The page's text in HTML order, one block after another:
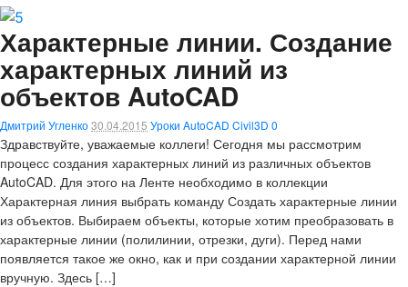
Характерные линии. Создание
характерных линий из
объектов AutoCAD
Дмитрий Угленко30.04.2015 Уроки AutoCAD Civil3D 0
Здравствуйте, уважаемые коллеги! Сегодня мы рассмотрим
процесс создания характерных линий из различных объектов
AutoCAD. Для этого на Ленте необходимо в коллекции
Характерная линия выбрать команду Создать характерные линии
из объектов. Выбираем объекты, которые хотим преобразовать в
характерные линии (полилинии, отрезки, дуги). Перед нами
появляется такое же окно, как и при создании характерной линии
вручную. Здесь […]